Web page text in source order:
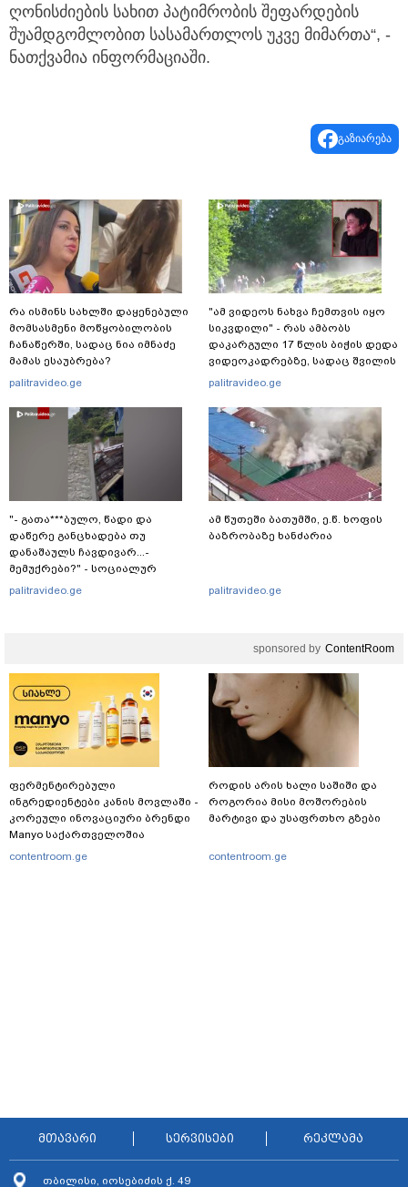
ღონისძიების სახით პატიმრობის შეფარდების
შუამდგომლობით სასამართლოს უკვე მიმართა“, -
ნათქვამია ინფორმაციაში.
გაზიარება
რა ისმინს სახლში დაყენებული
მომსასმენი მოწყობილობის
ჩანაწერში, სადაც ნია იმნაძე
მამას ესაუბრება?
palitravideo.ge
"- გათა***ბულო, წადი და
დაწერე განცხადება თუ
დანაშაულს ჩავდივარ...-
მემუქრები?" - სოციალურ
ქსელში სკანდალური კადრები
palitravideo.ge
"ამ ვიდეოს ნახვა ჩემთვის იყო
სიკვდილი" - რას ამბობს
დაკარგული 17 წლის ბიჭის დედა
ვიდეოკადრებზე, სადაც შვილის
განწირული ვედრების ხმა
palitravideo.ge
ამ წუთეში ბათუმში, ე.წ. ხოფის
ბაზრობაზე ხანძარია
palitravideo.ge
sponsored by ContentRoom
ფერმენტირებული
ინგრედიენტები კანის მოვლაში -
კორეული ინოვაციური ბრენდი
Manyo საქართველოშია
contentroom.ge
როდის არის ხალი საშიში და
როგორია მისი მოშორების
მარტივი და უსაფრთხო გზები
contentroom.ge
მთავარი სერვისები რეკლამა
თბილისი, იოსებიძის ქ. 49